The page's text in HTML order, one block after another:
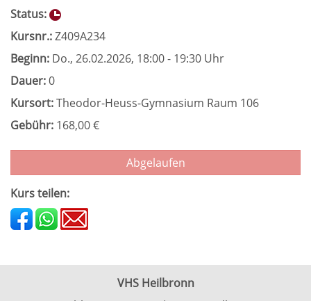
Status:
Kursnr.:Z409A234
Beginn: Do., 26.02.2026, 18:00 - 19:30 Uhr
Dauer:0
Kursort:Theodor-Heuss-Gymnasium Raum 106
Gebühr: 168,00 €
Abgelaufen
Kurs teilen:
VHS Heilbronn